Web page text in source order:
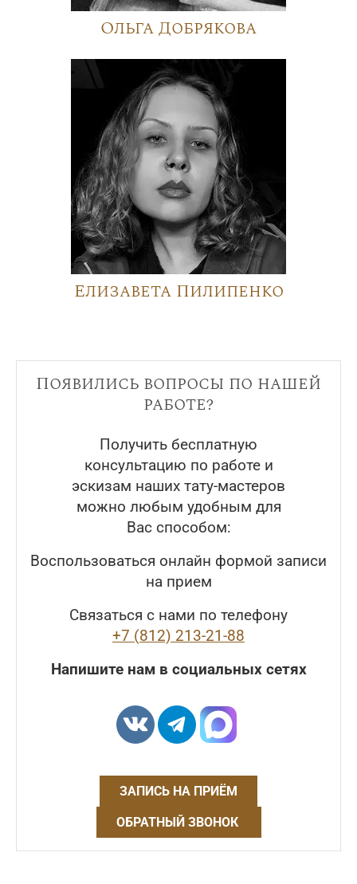
Ольга Добрякова
Елизавета Пилипенко
Появились вопросы по нашей
работе?
Получить бесплатную
консультацию по работе и
эскизам наших тату-мастеров
можно любым удобным для
Вас способом:
Воспользоваться онлайн формой записи
на прием
Связаться с нами по телефону
+7 (812) 213-21-88
Напишите нам в социальных сетях
ЗАПИСЬ НА ПРИЁМ
ОБРАТНЫЙ ЗВОНОК